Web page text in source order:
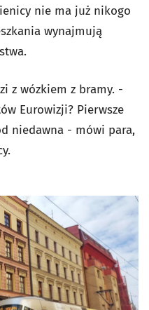
nie ma już nikogo
wynajmują
z wózkiem z bramy. -
Eurowizji? Pierwsze
niedawna - mówi para,